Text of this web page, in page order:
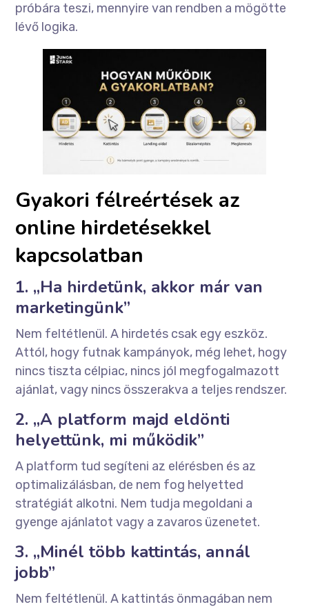
próbára teszi, mennyire van rendben a mögötte
lévő logika.
Gyakori félreértések az
online hirdetésekkel
kapcsolatban
1. „Ha hirdetünk, akkor már van
marketingünk”
Nem feltétlenül. A hirdetés csak egy eszköz.
Attól, hogy futnak kampányok, még lehet, hogy
nincs tiszta célpiac, nincs jól megfogalmazott
ajánlat, vagy nincs összerakva a teljes rendszer.
2. „A platform majd eldönti
helyettünk, mi működik”
A platform tud segíteni az elérésben és az
optimalizálásban, de nem fog helyetted
stratégiát alkotni. Nem tudja megoldani a
gyenge ajánlatot vagy a zavaros üzenetet.
3. „Minél több kattintás, annál
jobb”
Nem feltétlenül. A kattintás önmagában nem